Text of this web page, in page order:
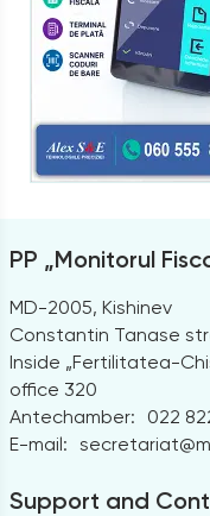
PP „Monitorul
MD-2005, Kishinev
Constantin Tanase
Inside „Fertilitatea-
office 320
Antechamber:
022
E-mail:
Support and